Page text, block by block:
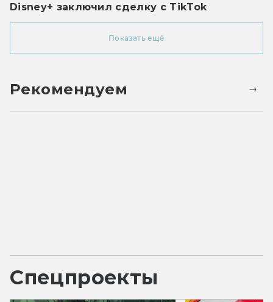
Disney+ заключил сделку с TikTok
Показать ещё
Рекомендуем
Спецпроекты